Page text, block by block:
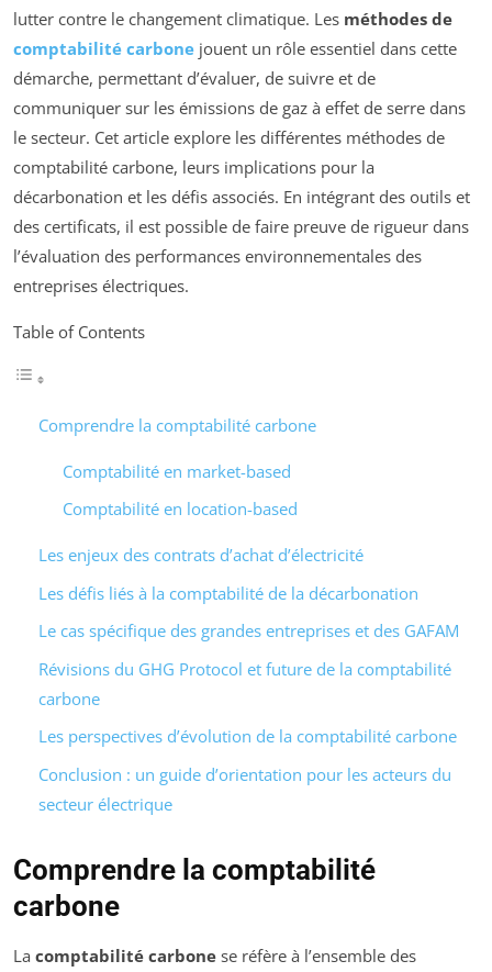
lutter contre le changement climatique. Les méthodes de
comptabilité carbone jouent un rôle essentiel dans cette
démarche, permettant d’évaluer, de suivre et de
communiquer sur les émissions de gaz à effet de serre dans
le secteur. Cet article explore les différentes méthodes de
comptabilité carbone, leurs implications pour la
décarbonation et les défis associés. En intégrant des outils et
des certificats, il est possible de faire preuve de rigueur dans
l’évaluation des performances environnementales des
entreprises électriques.
Table of Contents
Comprendre la comptabilité carbone
Comptabilité en market-based
Comptabilité en location-based
Les enjeux des contrats d’achat d’électricité
Les défis liés à la comptabilité de la décarbonation
Le cas spécifique des grandes entreprises et des GAFAM
Révisions du GHG Protocol et future de la comptabilité
carbone
Les perspectives d’évolution de la comptabilité carbone
Conclusion : un guide d’orientation pour les acteurs du
secteur électrique
Comprendre la comptabilité
carbone
La comptabilité carbone se réfère à l’ensemble des